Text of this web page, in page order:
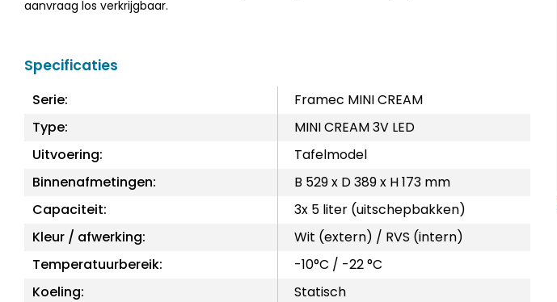
aanvraag los verkrijgbaar.
Specificaties
Serie:
Framec MINI CREAM
Type:
MINI CREAM 3V LED
Uitvoering:
Tafelmodel
Binnenafmetingen:
B 529 x D 389 x H 173 mm
Capaciteit:
3x 5 liter (uitschepbakken)
Kleur / afwerking:
Wit (extern) / RVS (intern)
Temperatuurbereik:
-10°C / -22 °C
Koeling:
Statisch